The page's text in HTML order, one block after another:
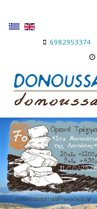
6982953374